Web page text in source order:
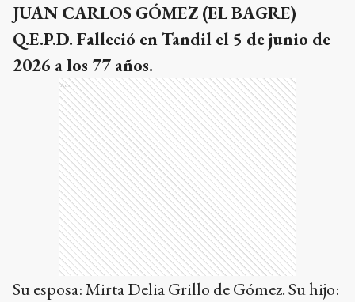
JUAN CARLOS GÓMEZ (EL BAGRE)
Q.E.P.D. Falleció en Tandil el 5 de junio de
2026 a los 77 años.
Ads
Su esposa: Mirta Delia Grillo de Gómez. Su hijo: